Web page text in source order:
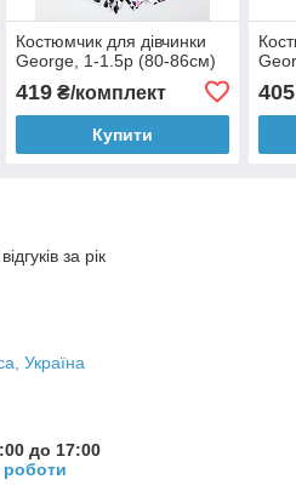
Костюмчик для дівчинки
George, 1-1.5р (80-86см)
419₴/комплект
Купити
405
за рік
Україна
до 17:00
роботи